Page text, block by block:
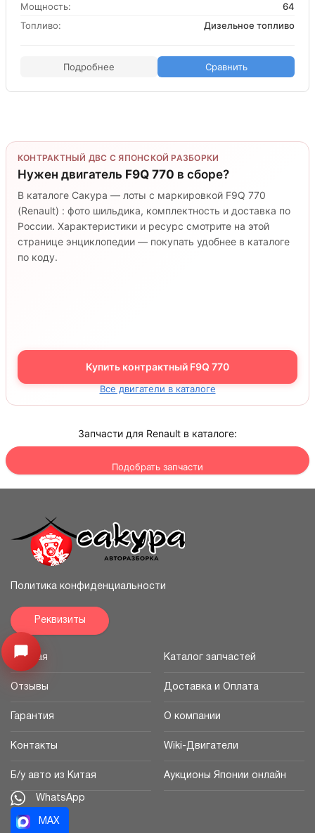
Мощность:
64
Топливо:
Дизельное топливо
Подробнее Сравнить
КОНТРАКТНЫЙ ДВС С ЯПОНСКОЙ РАЗБОРКИ
Нужен двигатель F9Q 770 в сборе?
В каталоге Сакура — лоты с маркировкой F9Q 770
(Renault) : фото шильдика, комплектность и доставка по
России. Характеристики и ресурс смотрите на этой
странице энциклопедии — покупать удобнее в каталоге
по коду.
Купить контрактный F9Q 770
Все двигатели в каталоге
Запчасти для Renault в каталоге:
Подобрать запчасти
Узнайте цену запчасти -> Открыть меню
Политика конфиденциальности
Реквизиты
Главная Каталог запчастей
Отзывы Доставка и Оплата
Гарантия О компании
Контакты Wiki-Двигатели
Б/у авто из Китая Аукционы Японии онлайн
WhatsApp
MAX